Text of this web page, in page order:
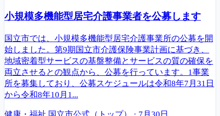
小規模多機能型居宅介護事業者を公募します
国立市では、小規模多機能型居宅介護事業所の公募を開
始しました。第9期国立市介護保険事業計画に基づき、
地域密着型サービスの基盤整備とサービスの質の確保を
両立させるとの観点から、公募を行っています。1事業
所を募集しており、公募スケジュールは令和8年7月31日
から令和8年10月1...